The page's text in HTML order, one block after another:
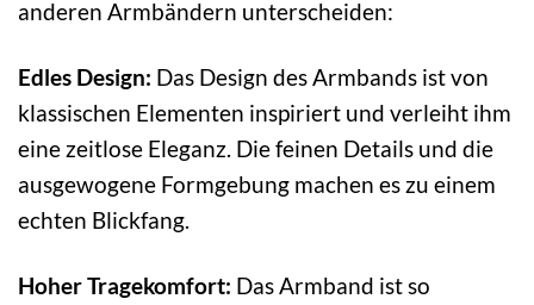
anderen Armbändern unterscheiden:
Edles Design: Das Design des Armbands ist von
klassischen Elementen inspiriert und verleiht ihm
eine zeitlose Eleganz. Die feinen Details und die
ausgewogene Formgebung machen es zu einem
echten Blickfang.
Hoher Tragekomfort: Das Armband ist so